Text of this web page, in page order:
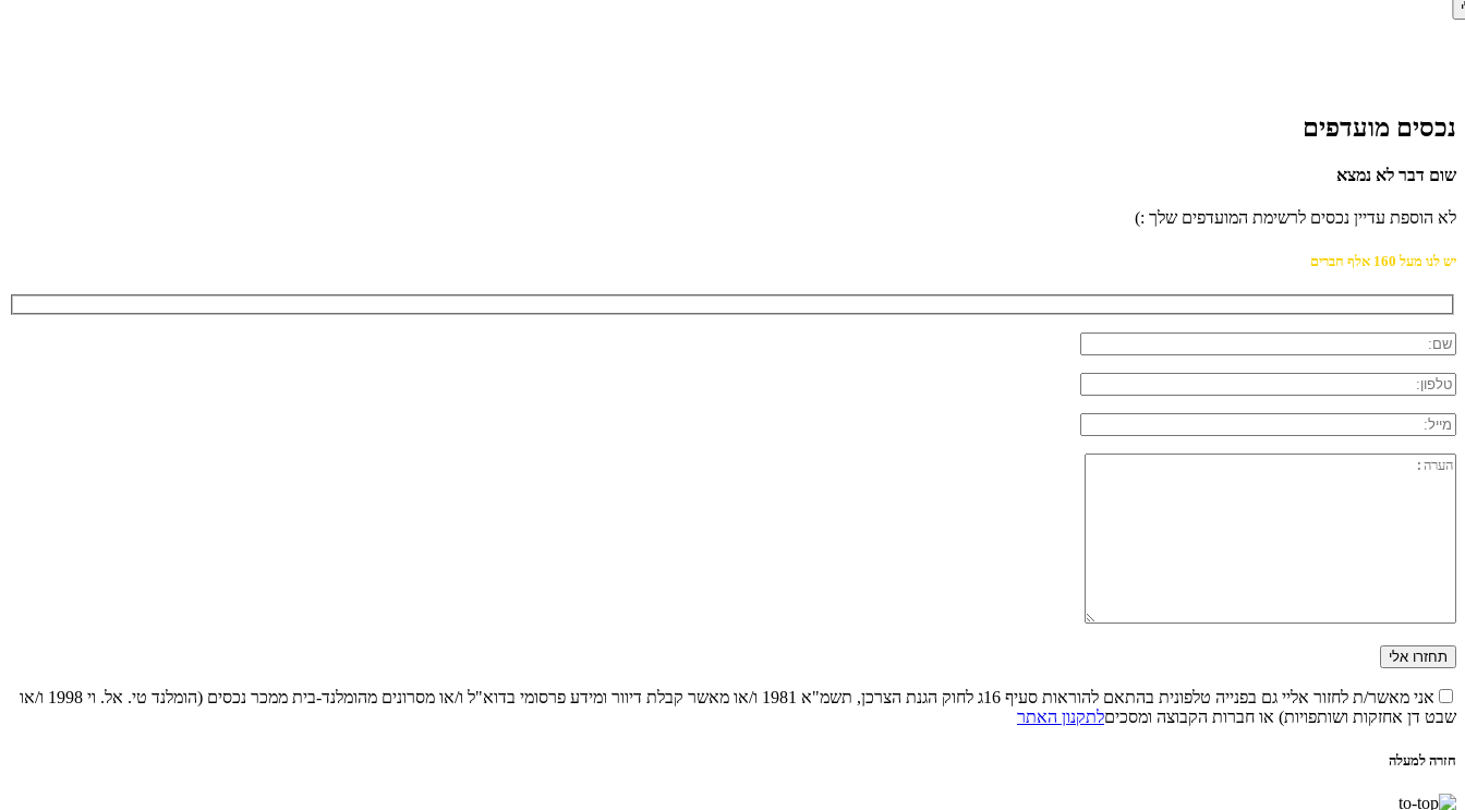
נכסים מועדפים
שום דבר לא נמצא
לא הוספת עדיין נכסים לרשימת המועדפים שלך :)
יש לנו מעל 160 אלף חברים
אני מאשר/ת לחזור אליי גם בפנייה טלפונית בהתאם להוראות סעיף 16ג לחוק הגנת הצרכן, תשמ"א 1981 ו/או מאשר קבלת דיוור ומידע פרסומי בדוא"ל ו/או מסרונים מהומלנד-בית ממכר נכסים (הומלנד טי. אל. וי 1998 ו/או
שבט דן אחזקות ושותפויות) או חברות הקבוצה ומסכיםלתקנון האתר
חזרה למעלה